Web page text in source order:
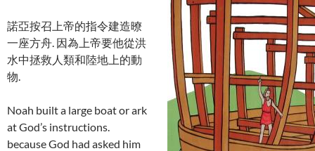
諾亞按召上帝的指令建造暸
一座方舟. 因為上帝要他從洪
水中拯救人類和陸地上的動
物.
Noah built a large boat or ark
at God’s instructions.
because God had asked him